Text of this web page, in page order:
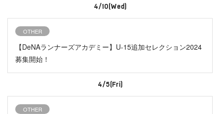
4/10(Wed)
OTHER
【DeNAランナーズアカデミー】U-15追加セレクション2024
募集開始！
4/5(Fri)
OTHER